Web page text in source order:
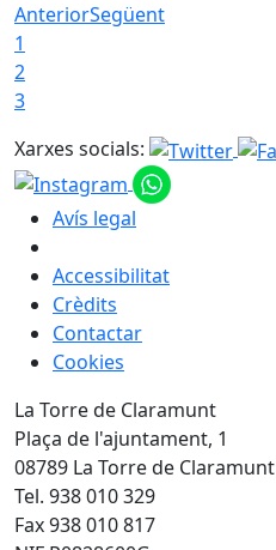
AnteriorSegüent
1
2
3
Xarxes socials:
Avís legal
Accessibilitat
Crèdits
Contactar
Cookies
La Torre de Claramunt
Plaça de l'ajuntament, 1
08789 La Torre de Claramunt
Tel. 938 010 329
Fax 938 010 817